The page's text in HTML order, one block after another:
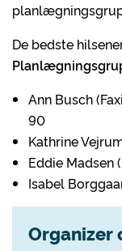
De bedste
Ann Busch
Kathrine
Eddie Madsen
Isabel
Organizer